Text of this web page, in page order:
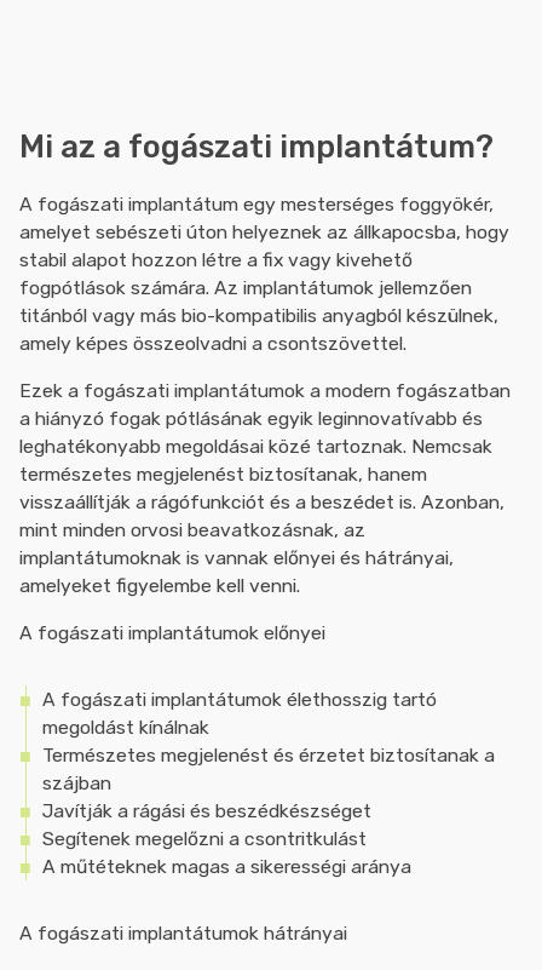
Mi az a fogászati implantátum?
A fogászati implantátum egy mesterséges foggyökér,
amelyet sebészeti úton helyeznek az állkapocsba, hogy
stabil alapot hozzon létre a fix vagy kivehető
fogpótlások számára. Az implantátumok jellemzően
titánból vagy más bio-kompatibilis anyagból készülnek,
amely képes összeolvadni a csontszövettel.
Ezek a fogászati implantátumok a modern fogászatban
a hiányzó fogak pótlásának egyik leginnovatívabb és
leghatékonyabb megoldásai közé tartoznak. Nemcsak
természetes megjelenést biztosítanak, hanem
visszaállítják a rágófunkciót és a beszédet is. Azonban,
mint minden orvosi beavatkozásnak, az
implantátumoknak is vannak előnyei és hátrányai,
amelyeket figyelembe kell venni.
A fogászati implantátumok előnyei
A fogászati implantátumok élethosszig tartó
megoldást kínálnak
Természetes megjelenést és érzetet biztosítanak a
szájban
Javítják a rágási és beszédkészséget
Segítenek megelőzni a csontritkulást
A műtéteknek magas a sikerességi aránya
A fogászati implantátumok hátrányai